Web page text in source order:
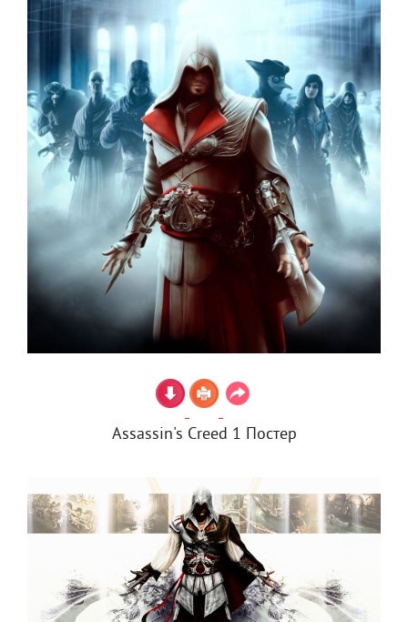
Assassin's Creed 1 Постер